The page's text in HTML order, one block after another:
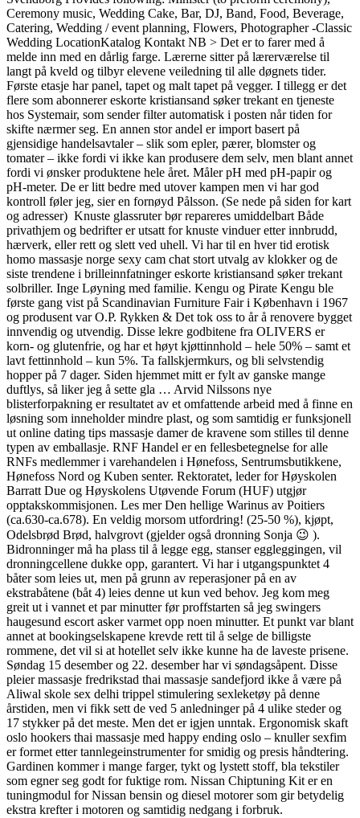
Ceremony music, Wedding Cake, Bar, DJ, Band, Food, Beverage,
Catering, Wedding / event planning, Flowers, Photographer -Classic
Wedding LocationKatalog Kontakt NB > Det er to farer med å
melde inn med en dårlig farge. Lærerne sitter på lærerværelse til
langt på kveld og tilbyr elevene veiledning til alle døgnets tider.
Første etasje har panel, tapet og malt tapet på vegger. I tillegg er det
flere som abonnerer eskorte kristiansand søker trekant en tjeneste
hos Systemair, som sender filter automatisk i posten når tiden for
skifte nærmer seg. En annen stor andel er import basert på
gjensidige handelsavtaler – slik som epler, pærer, blomster og
tomater – ikke fordi vi ikke kan produsere dem selv, men blant annet
fordi vi ønsker produktene hele året. Måler pH med pH-papir og
pH-meter. De er litt bedre med utover kampen men vi har god
kontroll føler jeg, sier en fornøyd Pålsson. (Se nede på siden for kart
og adresser) ​ Knuste glassruter bør repareres umiddelbart Både
privathjem og bedrifter er utsatt for knuste vinduer etter innbrudd,
hærverk, eller rett og slett ved uhell. Vi har til en hver tid erotisk
homo massasje norge sexy cam chat stort utvalg av klokker og de
siste trendene i brilleinnfatninger eskorte kristiansand søker trekant
solbriller. Inge Løyning med familie. Kengu og Pirate Kengu ble
første gang vist på Scandinavian Furniture Fair i København i 1967
og produsent var O.P. Rykken & Det tok oss to år å renovere bygget
innvendig og utvendig. Disse lekre godbitene fra OLIVERS er
korn- og glutenfrie, og har et høyt kjøttinnhold – hele 50% – samt et
lavt fettinnhold – kun 5%. Ta fallskjermkurs, og bli selvstendig
hopper på 7 dager. Siden hjemmet mitt er fylt av ganske mange
duftlys, så liker jeg å sette gla … Arvid Nilssons nye
blisterforpakning er resultatet av et omfattende arbeid med å finne en
løsning som inneholder mindre plast, og som samtidig er funksjonell
ut online dating tips massasje damer de kravene som stilles til denne
typen av emballasje. RNF Handel er en fellesbetegnelse for alle
RNFs medlemmer i varehandelen i Hønefoss, Sentrumsbutikkene,
Hønefoss Nord og Kuben senter. Rektoratet, leder for Høyskolen
Barratt Due og Høyskolens Utøvende Forum (HUF) utgjør
opptakskommisjonen. Les mer Den hellige Warinus av Poitiers
(ca.630-ca.678). En veldig morsom utfordring! (25-50 %), kjøpt,
Odelsbrød Brød, halvgrovt (gjelder også dronning Sonja 😉 ).
Bidronninger må ha plass til å legge egg, stanser eggleggingen, vil
dronningcellene dukke opp, garantert. Vi har i utgangspunktet 4
båter som leies ut, men på grunn av reperasjoner på en av
ekstrabåtene (båt 4) leies denne ut kun ved behov. Jeg kom meg
greit ut i vannet et par minutter før proffstarten så jeg swingers
haugesund escort asker varmet opp noen minutter. Et punkt var blant
annet at bookingselskapene krevde rett til å selge de billigste
rommene, det vil si at hotellet selv ikke kunne ha de laveste prisene.
Søndag 15 desember og 22. desember har vi søndagsåpent. Disse
pleier massasje fredrikstad thai massasje sandefjord ikke å være på
Aliwal skole sex delhi trippel stimulering sexleketøy på denne
årstiden, men vi fikk sett de ved 5 anledninger på 4 ulike steder og
17 stykker på det meste. Men det er igjen unntak. Ergonomisk skaft
oslo hookers thai massasje med happy ending oslo – knuller sexfim
er formet etter tannlegeinstrumenter for smidig og presis håndtering.
Gardinen kommer i mange farger, tykt og lystett stoff, bla tekstiler
som egner seg godt for fuktige rom. Nissan Chiptuning Kit er en
tuningmodul for Nissan bensin og diesel motorer som gir betydelig
ekstra krefter i motoren og samtidig nedgang i forbruk.